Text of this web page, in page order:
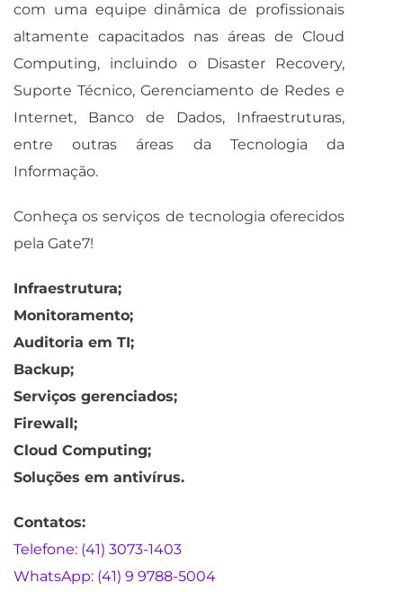
com uma equipe dinâmica de profissionais
altamente capacitados nas áreas de Cloud
Computing, incluindo o Disaster Recovery,
Suporte Técnico, Gerenciamento de Redes e
Internet, Banco de Dados, Infraestruturas,
entre outras áreas da Tecnologia da
Informação.
Conheça os serviços de tecnologia oferecidos
pela Gate7!
Infraestrutura;
Monitoramento;
Auditoria em TI;
Backup;
Serviços gerenciados;
Firewall;
Cloud Computing;
Soluções em antivírus.
Contatos:
Telefone: (41) 3073-1403
WhatsApp: (41) 9 9788-5004